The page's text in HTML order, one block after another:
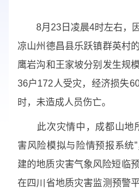
8月 23 日凌晨4时左右，
凉山州德昌县乐跃镇群英村
鹰岩沟和王家坡分别发生规
36户172 人受灾，经济损失
时，未造成人员伤亡。
此次灾情中，成都山地
害风险模拟与险情预报系统”
建的地质灾害气象风险短临
在四川省地质灾害监测预警